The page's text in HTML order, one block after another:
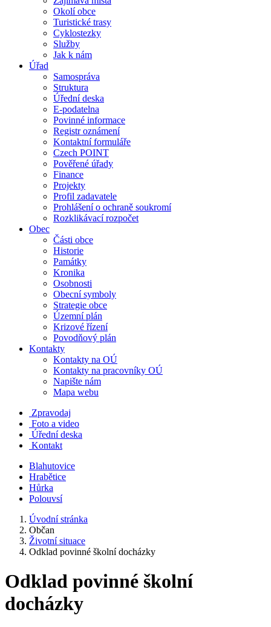
Okolí obce
Turistické trasy
Cyklostezky
Služby
Jak k nám
Úřad
Samospráva
Struktura
Úřední deska
E-podatelna
Povinné informace
Registr oznámení
Kontaktní formuláře
Czech POINT
Pověřené úřady
Finance
Projekty
Profil zadavatele
Prohlášení o ochraně soukromí
Rozklikávací rozpočet
Obec
Části obce
Historie
Památky
Kronika
Osobnosti
Obecní symboly
Strategie obce
Územní plán
Krizové řízení
Povodňový plán
Kontakty
Kontakty na OÚ
Kontakty na pracovníky OÚ
Napište nám
Mapa webu
Zpravodaj
Foto a video
Úřední deska
Kontakt
Blahutovice
Hrabětice
Hůrka
Polouvsí
Úvodní stránka
Občan
Životní situace
Odklad povinné školní docházky
Odklad povinné školní
docházky